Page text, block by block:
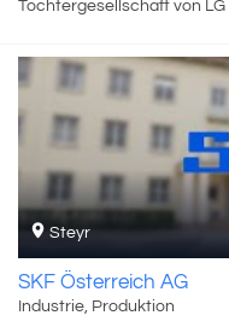
Tochtergesellschaft von
Partner der
produziert entsprechend
Lights.“ mit hellen Köpfen
komplexe Premium-
internationale
leistungsfähige und
ZKW Group verfügt
den Bereichen
sind. Im Jahr 2023
Mitarbeiter:innen und
rund 1,54 Milliarden Euro.
Steyr
SKF Österreich AG
Industrie, Produktion